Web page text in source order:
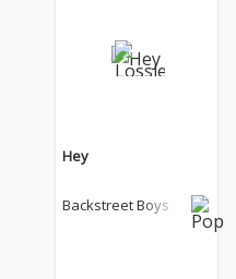
Hey
Backstreet Boys